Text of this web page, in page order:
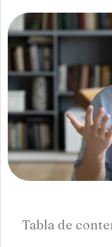
Tabla de